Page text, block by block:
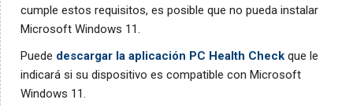
cumple estos requisitos, es posible que no pueda instalar
Microsoft Windows 11.
Puede descargar la aplicación PC Health Check que le
indicará si su dispositivo es compatible con Microsoft
Windows 11.